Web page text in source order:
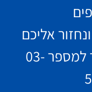
אליכם
למספר 03-